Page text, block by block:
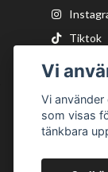
Tiktok
Vi
Vi
som visas
tänkbara